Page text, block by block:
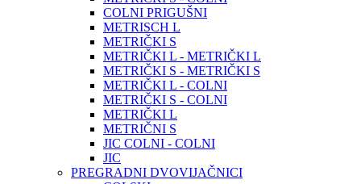
COLNI PRIGUŠNI
METRISCH L
METRIČKI S
METRIČKI L - METRIČKI L
METRIČKI S - METRIČKI S
METRIČKI L - COLNI
METRIČKI S - COLNI
METRIČKI L
METRIČNI S
JIC COLNI - COLNI
JIC
PREGRADNI DVOVIJAČNICI